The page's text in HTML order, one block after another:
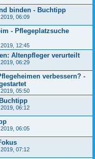
binden - Buchtipp
06:09
- Pflegeplatzsuche
12:45
Altenpfleger verurteilt
06:29
verbessern? -
05:50
06:12
06:05
07:12